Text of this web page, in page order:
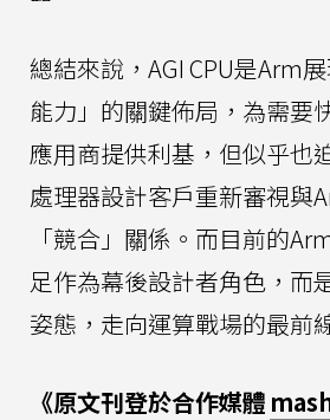
總結來說，AGI CPU是Arm
能力」的關鍵佈局，為需要
應用商提供利基，但似乎也
處理器設計客戶重新審視與
「競合」關係。而目前的
足作為幕後設計者角色，而
姿態，走向運算戰場的最前
《原文刊登於合作媒體